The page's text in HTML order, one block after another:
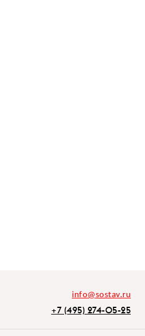
info@sostav.ru
+7 (495) 274-05-25